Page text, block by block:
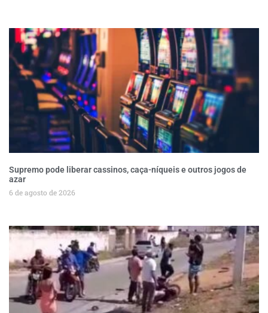
Supremo pode liberar cassinos, caça-níqueis e outros jogos de
azar
6 de agosto de 2026